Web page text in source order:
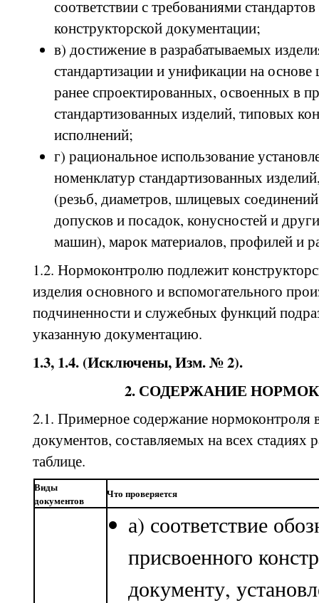
соответствии с требованиями
конструкторской документации;
в) достижение в разрабатываемых
стандартизации и унификации на
ранее спроектированных, освоенных в
стандартизованных изделий, типовых
исполнений;
г) рациональное использование
номенклатур стандартизованных
(резьб, диаметров, шлицевых
допусков и посадок, конусностей и
машин), марок материалов, профилей и
1.2. Нормоконтролю подлежит
изделия основного и вспомогательного
подчиненности и служебных функций
указанную документацию.
1.3, 1.4. (Исключены, Изм. № 2).
2. СОДЕРЖАНИЕ
2.1. Примерное содержание нормоконтроля
документов, составляемых на всех стадиях
таблице.
Виды
документов
Что проверяется
а) соответствие
присвоенного
документу,